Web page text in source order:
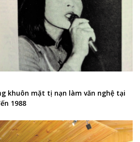
khuôn mặt tị nạn làm văn nghệ tại
1988